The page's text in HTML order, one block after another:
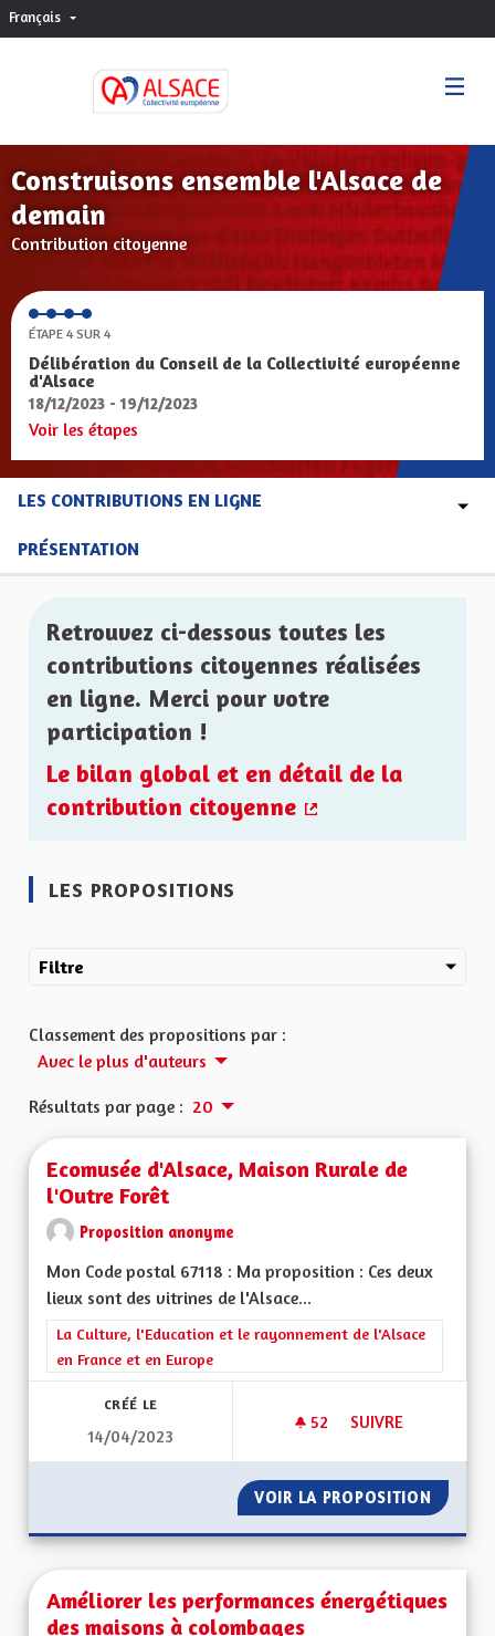
Français Choisir la langue
Construisons ensemble l'Alsace de
demain
Contribution citoyenne
ÉTAPE 4 SUR 4
Délibération du Conseil de la Collectivité européenne
d'Alsace
18/12/2023 - 19/12/2023
Voir les étapes
LES CONTRIBUTIONS EN LIGNE
PRÉSENTATION
Retrouvez ci-dessous toutes les
contributions citoyennes réalisées
en ligne. Merci pour votre
participation !
Le bilan global et en détail de la
contribution citoyenne
LES PROPOSITIONS
Filtre
Classement des propositions par :
Avec le plus d'auteurs
Résultats par page : 20
Ecomusée d'Alsace, Maison Rurale de
l'Outre Forêt
Proposition anonyme
Mon Code postal 67118 : Ma proposition : Ces deux
lieux sont des vitrines de l'Alsace...
Filtrer les résultats de la catégorie : La Culture, l'Education et
La Culture, l'Education et le rayonnement de l'Alsace
en France et en Europe
CRÉÉ LE
14/04/2023
52 52 ABONNÉS
SUIVRE
VOIR LA PROPOSITION
Améliorer les performances énergétiques
des maisons à colombages